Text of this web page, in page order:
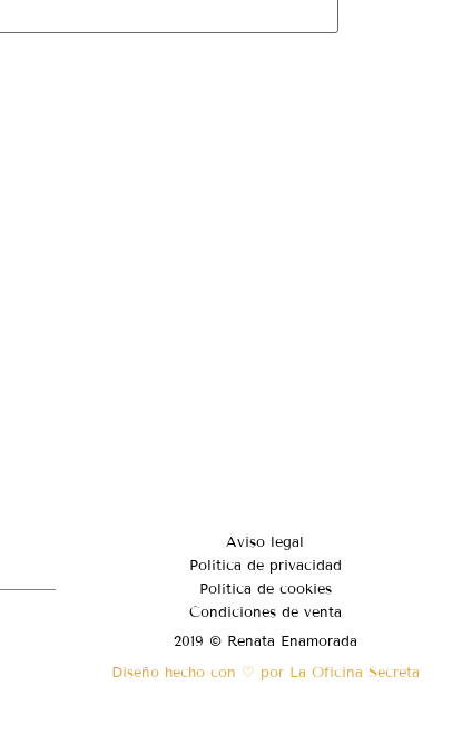
Aviso legal
Política de privacidad
Política de cookies
Condiciones de venta
2019 © Renata Enamorada
Diseño hecho con ♡ por La Oficina Secreta